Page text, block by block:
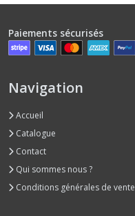
Paiements sécurisés
Navigation
Accueil
Catalogue
Contact
Qui sommes nous ?
Conditions générales de vente